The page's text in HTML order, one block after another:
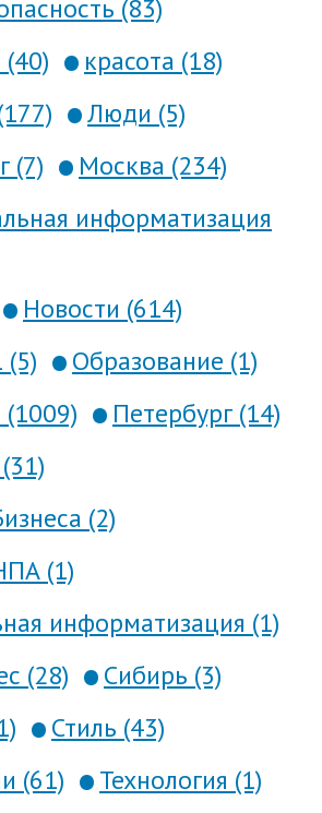
(83)
красота (18)
Люди (5)
(7)
Москва (234)
информатизация
Новости (614)
(5)
Образование (1)
Петербург (14)
(2)
(1)
информатизация (1)
(28)
Сибирь (3)
Стиль (43)
(61)
Технология (1)